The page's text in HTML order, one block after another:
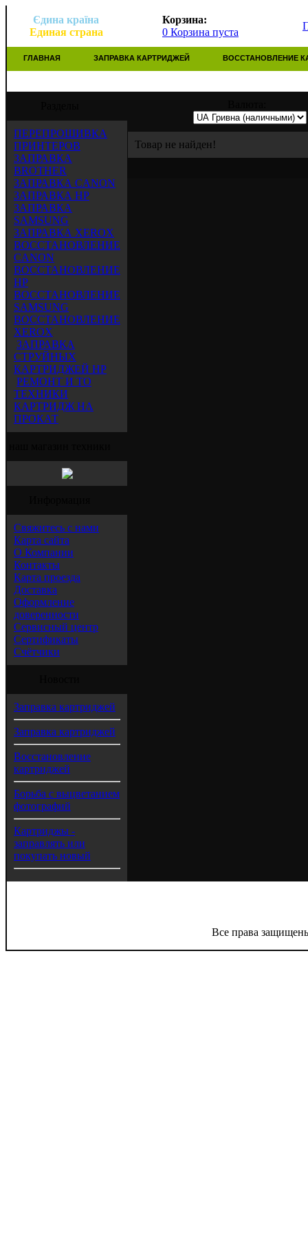
Єдина країна
Единая страна
Корзина:
0 Корзина пуста
ГЛАВНАЯ ЗАПРАВКА КАРТРИДЖЕЙ ВОССТАНОВЛЕНИЕ
ПЕРЕПРОШИВКА
ПРИНТЕРОВ
ЗАПРАВКА
BROTHER
ЗАПРАВКА CANON
ЗАПРАВКА HP
ЗАПРАВКА
SAMSUNG
ЗАПРАВКА XEROX
ВОССТАНОВЛЕНИЕ
CANON
ВОССТАНОВЛЕНИЕ
HP
ВОССТАНОВЛЕНИЕ
SAMSUNG
ВОССТАНОВЛЕНИЕ
XEROX
ЗАПРАВКА
СТРУЙНЫХ
КАРТРИДЖЕЙ HP
РЕМОНТ И ТО
ТЕХНИКИ
КАРТРИДЖ НА
ПРОКАТ
Свяжитесь с нами
Карта сайта
О Компании
Контакты
Карта проезда
Доставка
Оформление
доверенности
Сервисный центр
Сертификаты
Счётчики
Заправка картриджей
Заправка картриджей
Восстановление
картриджей
Борьба с выцветанием
фотографий
Картриджы -
заправлять или
покупать новый
Товар не найден!
Все права